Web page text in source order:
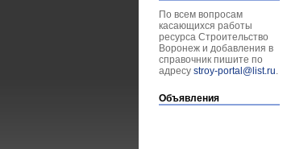
По всем вопросам
касающихся работы
ресурса Строительство
Воронеж и добавления в
справочник пишите по
адресу stroy-portal@list.ru.
Объявления